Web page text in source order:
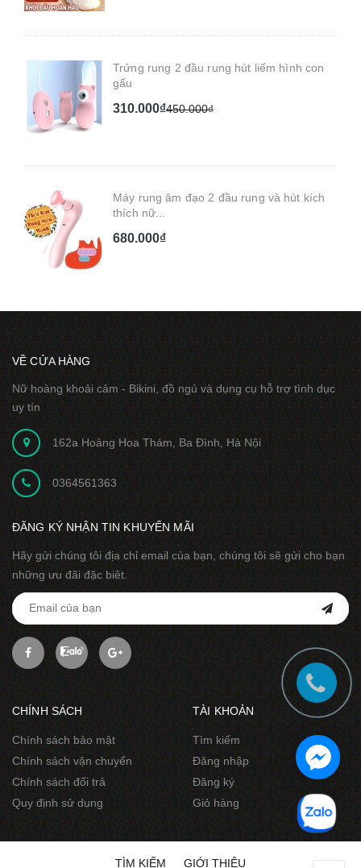
Trứng rung 2 đầu rung hút liếm hình con
gấu
310.000₫450.000₫
Máy rung âm đạo 2 đầu rung và hút kích
thích nữ...
680.000₫
VỀ CỬA HÀNG
Nữ hoàng khoải cảm - Bikini, đồ ngủ và dụng cụ hỗ trợ tình dục
uy tín
162a Hoàng Hoa Thám, Ba Đình, Hà Nội
0364561363
ĐĂNG KÝ NHẬN TIN KHUYẾN MÃI
Hãy gửi chúng tôi địa chỉ email của bạn, chúng tôi sẽ gửi cho bạn
những ưu đãi đặc biêt.
CHÍNH SÁCH
Chính sách bảo mật
Chính sách vận chuyển
Chính sách đổi trả
Quy định sử dụng
TÀI KHOẢN
Tìm kiếm
Đăng nhập
Đăng ký
Giỏ hàng
TÌM KIẾM GIỚI THIỆU